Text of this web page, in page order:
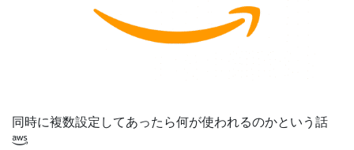
同時に複数設定してあったら何が使われるのかという話